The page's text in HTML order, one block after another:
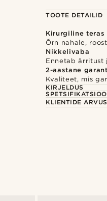
TOOTE DETAILID
Kirurgiline teras
Õrn nahale,
Nikkelivaba
Ennetab ärritust
2-aastane
Kvaliteet, mis
KIRJELDUS
KLIENTIDE